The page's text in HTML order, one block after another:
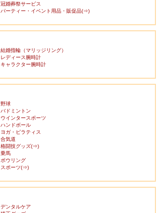
冠婚葬祭サービス
パーティー・イベント用品・販促品(⇒)
結婚指輪（マリッジリング）
レディース腕時計
キャラクター腕時計
野球
バドミントン
ウインタースポーツ
ハンドボール
ヨガ・ピラティス
合気道
格闘技グッズ(⇒)
乗馬
ボウリング
スポーツ(⇒)
デンタルケア